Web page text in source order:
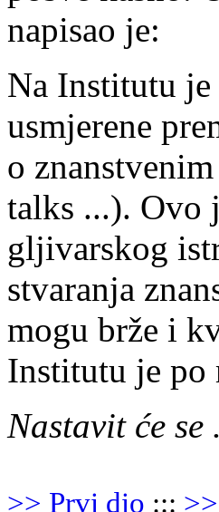
napisao je:
Na Institutu
usmjerene
o
talks ...). Ovo
gljivarskog
stvaranja
mogu brže i
Institutu je po
Nastavit će se
>> Prvi dio :::